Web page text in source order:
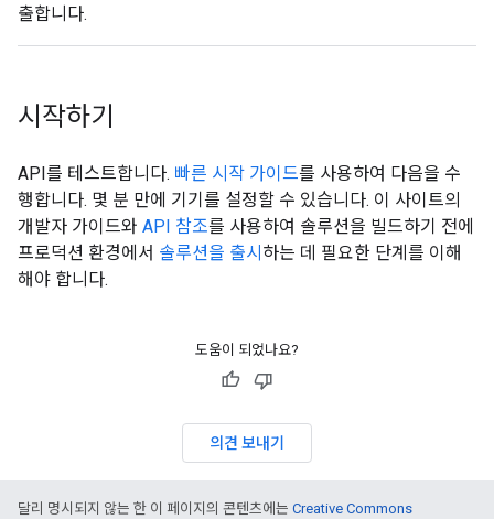
출합니다.
시작하기
API를 테스트합니다. 빠른 시작 가이드를 사용하여 다음을 수
행합니다. 몇 분 만에 기기를 설정할 수 있습니다. 이 사이트의
개발자 가이드와 API 참조를 사용하여 솔루션을 빌드하기 전에
프로덕션 환경에서 솔루션을 출시 하는 데 필요한 단계를 이해
해야 합니다.
도움이 되었나요?
의견 보내기
달리 명시되지 않는 한 이 페이지의 콘텐츠에는 Creative Commons